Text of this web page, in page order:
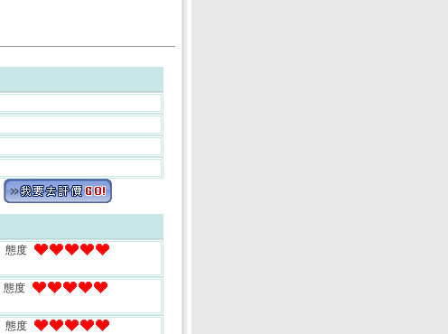
態度
態度
態度